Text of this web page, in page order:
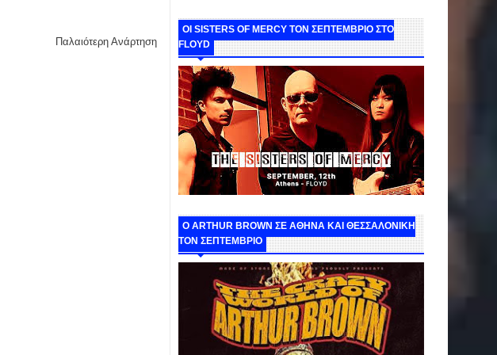
Παλαιότερη Ανάρτηση
ΟΙ SISTERS OF MERCY ΤΟΝ ΣΕΠΤΕΜΒΡΙΟ ΣΤΟ
FLOYD
O ARTHUR BROWN ΣΕ ΑΘΗΝΑ ΚΑΙ ΘΕΣΣΑΛΟΝΙΚΗ
ΤΟΝ ΣΕΠΤΕΜΒΡΙΟ